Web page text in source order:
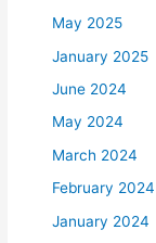
May 2025
January 2025
June 2024
May 2024
March 2024
February 2024
January 2024